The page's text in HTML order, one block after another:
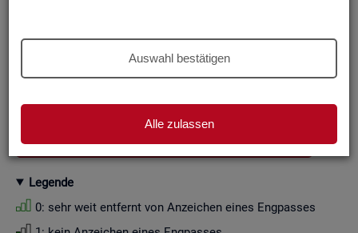
Auswahl bestätigen
Alle zulassen
Zah­len­wer­te i. d. R. auf Viel­fa­che von Zehn ge­run­det (siehe
die Fil­ter­mög­lich­kei­ten und die an­ge­zeig­ten Daten.
GESAMTDOWNLOAD ENGPASSANALYSE ALS CSV
Le­gen­de
0: sehr weit ent­fernt von An­zei­chen eines Eng­pas­ses